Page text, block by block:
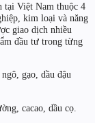
tại Việt Nam thuộc 4
kim loại và năng
giao dịch nhiều
đầu tư trong từng
gạo, dầu đậu
cacao, dầu cọ.